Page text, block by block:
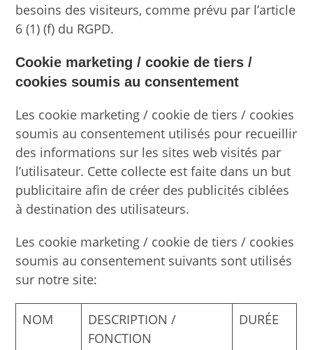
besoins des visiteurs, comme prévu par l’article
6 (1) (f) du RGPD.
Cookie marketing / cookie de tiers /
cookies soumis au consentement
Les cookie marketing / cookie de tiers / cookies
soumis au consentement utilisés pour recueillir
des informations sur les sites web visités par
l’utilisateur. Cette collecte est faite dans un but
publicitaire afin de créer des publicités ciblées
à destination des utilisateurs.
Les cookie marketing / cookie de tiers / cookies
soumis au consentement suivants sont utilisés
sur notre site:
NOM
DESCRIPTION /
FONCTION
DURÉE